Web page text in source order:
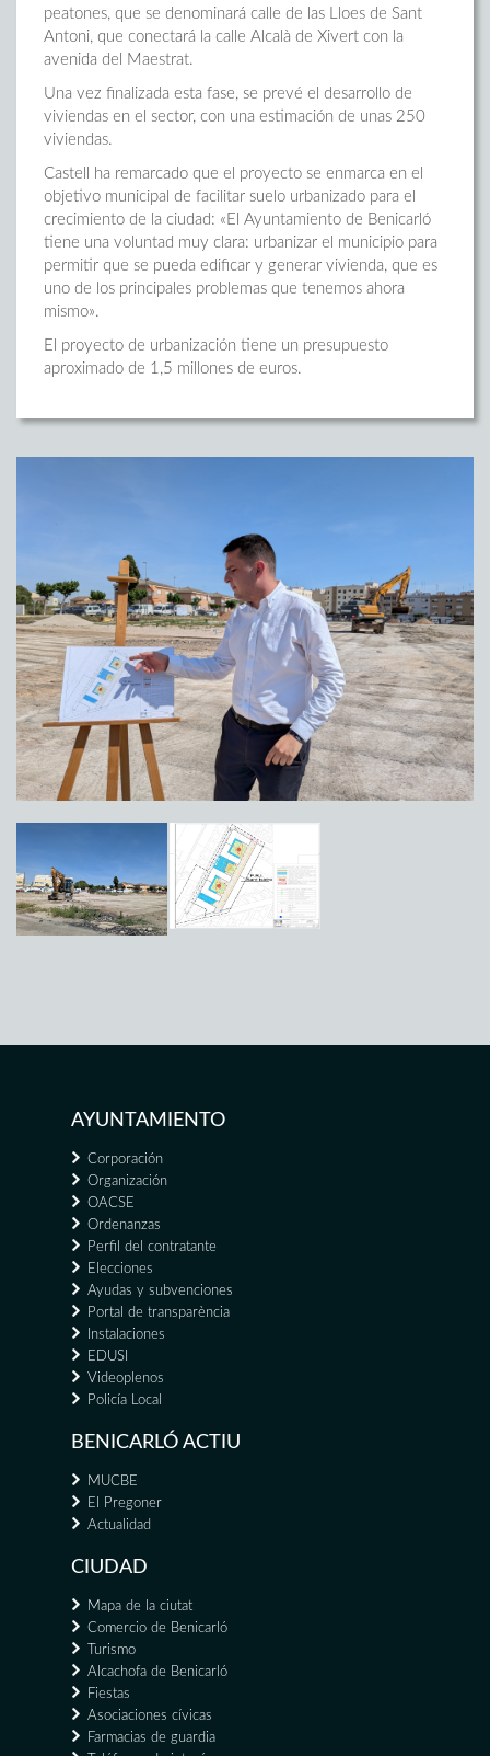
peatones, que se denominará calle de las Lloes de Sant
Antoni, que conectará la calle Alcalà de Xivert con la
avenida del Maestrat.
Una vez finalizada esta fase, se prevé el desarrollo de
viviendas en el sector, con una estimación de unas 250
viviendas.
Castell ha remarcado que el proyecto se enmarca en el
objetivo municipal de facilitar suelo urbanizado para el
crecimiento de la ciudad: «El Ayuntamiento de Benicarló
tiene una voluntad muy clara: urbanizar el municipio para
permitir que se pueda edificar y generar vivienda, que es
uno de los principales problemas que tenemos ahora
mismo».
El proyecto de urbanización tiene un presupuesto
aproximado de 1,5 millones de euros.
AYUNTAMIENTO
Corporación
Organización
OACSE
Ordenanzas
Perfil del contratante
Elecciones
Ayudas y subvenciones
Portal de transparència
Instalaciones
EDUSI
Videoplenos
Policía Local
BENICARLÓ ACTIU
MUCBE
El Pregoner
Actualidad
CIUDAD
Mapa de la ciutat
Comercio de Benicarló
Turismo
Alcachofa de Benicarló
Fiestas
Asociaciones cívicas
Farmacias de guardia